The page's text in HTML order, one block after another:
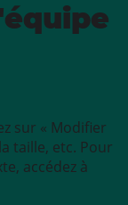
sur « Modifier
taille, etc. Pour
accédez à